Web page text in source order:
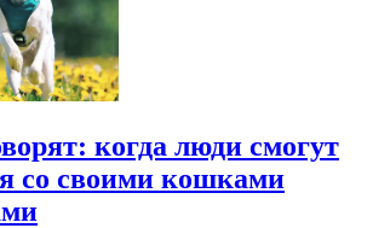
когда люди смогут
со своими кошками